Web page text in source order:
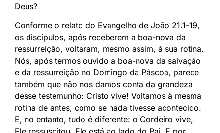
Deus?
Conforme o relato do Evangelho de João 21.1-19,
os discípulos, após receberem a boa-nova da
ressurreição, voltaram, mesmo assim, à sua rotina.
Nós, após termos ouvido a boa-nova da salvação
e da ressurreição no Domingo da Páscoa, parece
também que não nos damos conta da grandeza
desse testemunho: Cristo vive! Voltamos à mesma
rotina de antes, como se nada tivesse acontecido.
E, no entanto, tudo é diferente: o Cordeiro vive,
Ele ressuscitou, Ele está ao lado do Pai. E por